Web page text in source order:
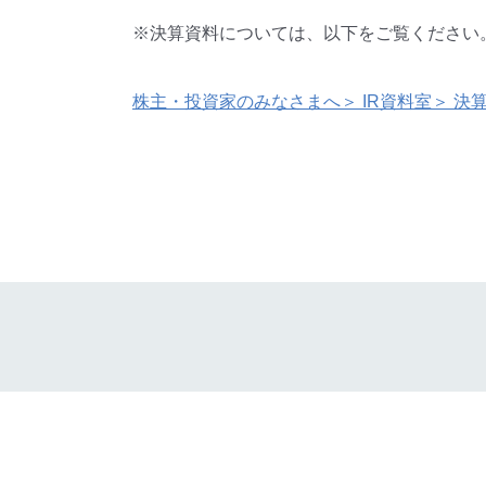
※決算資料については、以下をご覧ください
株主・投資家のみなさまへ＞ IR資料室＞ 決